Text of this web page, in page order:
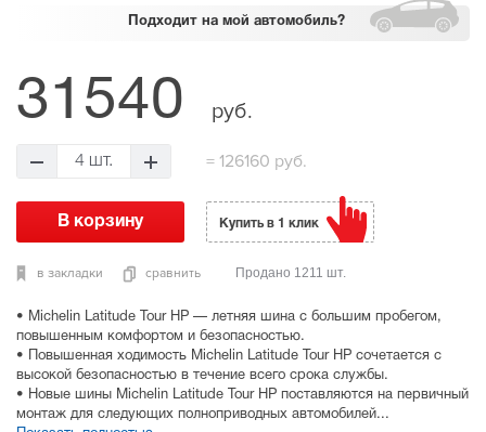
Подходит на мой автомобиль?
• Michelin Latitude Tour HP — летняя шина с большим пробегом,
повышенным комфортом и безопасностью.
• Повышенная ходимость Michelin Latitude Tour HP сочетается с
высокой безопасностью в течение всего срока службы.
• Новые шины Michelin Latitude Tour HP поставляются на первичный
монтаж для следующих полноприводных автомобилей...
31540 руб.
4 шт. = 126160 руб.
в закладки сравнить
Купить в 1 клик
Продано 1211 шт.